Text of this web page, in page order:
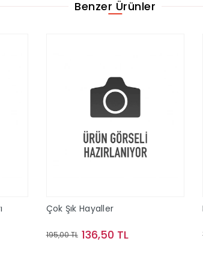
Benzer Ürünler
Çok Şık Hayaller
195,00 TL 136,50 TL